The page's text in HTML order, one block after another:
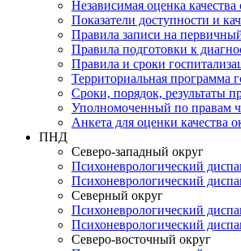
Независимая оценка качества
Показатели доступности и
Правила записи на
Правила подготовки к
Правила и сроки
Территориальная программа
Сроки, порядок, результаты
Уполномоченный по правам
Анкета для оценки качества
ПНД
Северо-западный округ
Психоневрологический
Психоневрологический
Северный округ
Психоневрологический
Психоневрологический
Северо-восточный округ